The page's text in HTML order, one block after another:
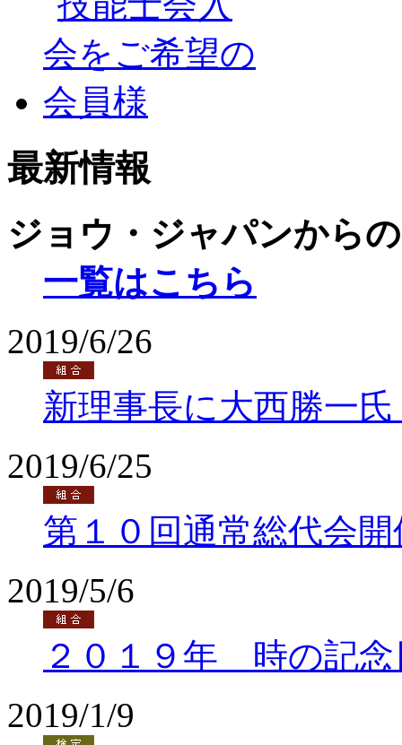
最新情報
ジョウ・ジャパンから
一覧はこちら
2019/6/26
新理事長に大西勝一
2019/6/25
第１０回通常総代会開
2019/5/6
２０１９年 時の記
2019/1/9